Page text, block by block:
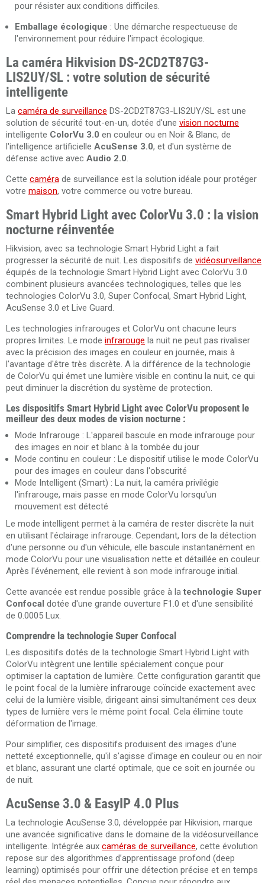
pour résister aux conditions difficiles.
Emballage écologique : Une démarche respectueuse de
l'environnement pour réduire l'impact écologique.
La caméra Hikvision DS-2CD2T87G3-
LIS2UY/SL : votre solution de sécurité
intelligente
La caméra de surveillance DS-2CD2T87G3-LIS2UY/SL est une
solution de sécurité tout-en-un, dotée d'une vision nocturne
intelligente ColorVu 3.0 en couleur ou en Noir & Blanc, de
l'intelligence artificielle AcuSense 3.0, et d'un système de
défense active avec Audio 2.0.
Cette caméra de surveillance est la solution idéale pour protéger
votre maison, votre commerce ou votre bureau.
Smart Hybrid Light avec ColorVu 3.0 : la vision
nocturne réinventée
Hikvision, avec sa technologie Smart Hybrid Light a fait
progresser la sécurité de nuit. Les dispositifs de vidéosurveillance
équipés de la technologie Smart Hybrid Light avec ColorVu 3.0
combinent plusieurs avancées technologiques, telles que les
technologies ColorVu 3.0, Super Confocal, Smart Hybrid Light,
AcuSense 3.0 et Live Guard.
Les technologies infrarouges et ColorVu ont chacune leurs
propres limites. Le mode infrarouge la nuit ne peut pas rivaliser
avec la précision des images en couleur en journée, mais à
l'avantage d'être très discrète. A la différence de la technologie
de ColorVu qui émet une lumière visible en continu la nuit, ce qui
peut diminuer la discrétion du système de protection.
Les dispositifs Smart Hybrid Light avec ColorVu proposent le
meilleur des deux modes de vision nocturne :
Mode Infrarouge : L'appareil bascule en mode infrarouge pour
des images en noir et blanc à la tombée du jour
Mode continu en couleur : Le dispositif utilise le mode ColorVu
pour des images en couleur dans l'obscurité
Mode Intelligent (Smart) : La nuit, la caméra privilégie
l'infrarouge, mais passe en mode ColorVu lorsqu'un
mouvement est détecté
Le mode intelligent permet à la caméra de rester discrète la nuit
en utilisant l'éclairage infrarouge. Cependant, lors de la détection
d'une personne ou d'un véhicule, elle bascule instantanément en
mode ColorVu pour une visualisation nette et détaillée en couleur.
Après l'événement, elle revient à son mode infrarouge initial.
Cette avancée est rendue possible grâce à la technologie Super
Confocal dotée d'une grande ouverture F1.0 et d'une sensibilité
de 0.0005 Lux.
Comprendre la technologie Super Confocal
Les dispositifs dotés de la technologie Smart Hybrid Light with
ColorVu intègrent une lentille spécialement conçue pour
optimiser la captation de lumière. Cette configuration garantit que
le point focal de la lumière infrarouge coïncide exactement avec
celui de la lumière visible, dirigeant ainsi simultanément ces deux
types de lumière vers le même point focal. Cela élimine toute
déformation de l'image.
Pour simplifier, ces dispositifs produisent des images d'une
netteté exceptionnelle, qu'il s'agisse d'image en couleur ou en noir
et blanc, assurant une clarté optimale, que ce soit en journée ou
de nuit.
AcuSense 3.0 & EasyIP 4.0 Plus
La technologie AcuSense 3.0, développée par Hikvision, marque
une avancée significative dans le domaine de la vidéosurveillance
intelligente. Intégrée aux caméras de surveillance, cette évolution
repose sur des algorithmes d’apprentissage profond (deep
learning) optimisés pour offrir une détection précise et en temps